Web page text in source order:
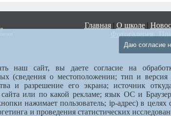
Главная| О школе|
Версия для
Даю согласие
наш сайт, вы даете согласие на
(сведения о местоположении; тип и
и разрешение его экрана; источник
сайта или по какой рекламе; язык ОС и
нажимает пользователь; ip-адрес) в
и проведения статистических